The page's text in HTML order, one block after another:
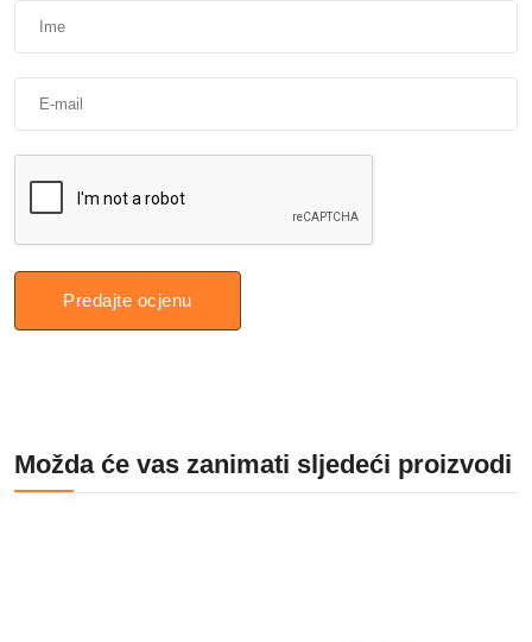
Predajte ocjenu
Možda će vas zanimati sljedeći proizvodi